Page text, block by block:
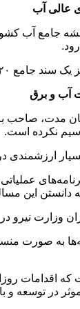
عالی آب
معظم انقلاب نیز قرار گرفته است.
آب و برق
میان مدت،
نکرده است.
دانستن این
وزارت
به صورت
که اقدامات
در توسعه